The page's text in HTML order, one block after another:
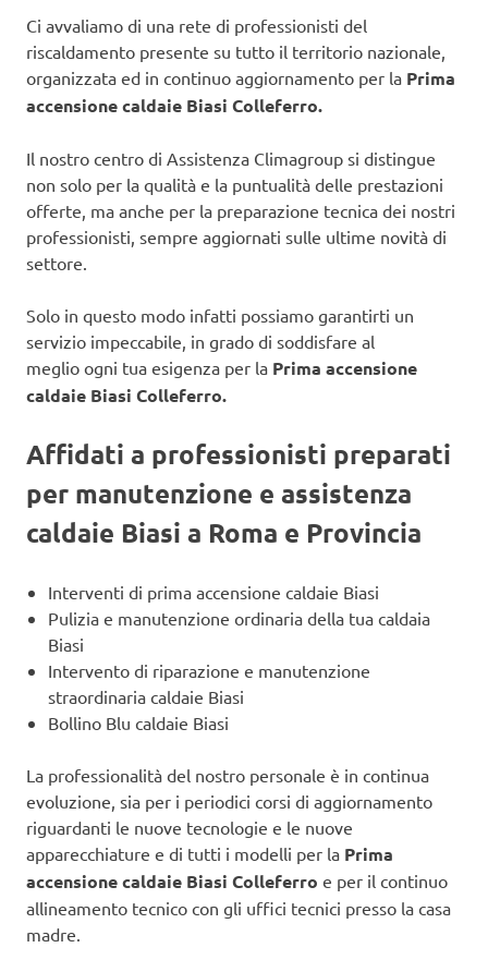
Ci avvaliamo di una rete di professionisti del
riscaldamento presente su tutto il territorio nazionale,
organizzata ed in continuo aggiornamento per la Prima
accensione caldaie Biasi Colleferro.
Il nostro centro di Assistenza Climagroup si distingue
non solo per la qualità e la puntualità delle prestazioni
offerte, ma anche per la preparazione tecnica dei nostri
professionisti, sempre aggiornati sulle ultime novità di
settore.
Solo in questo modo infatti possiamo garantirti un
servizio impeccabile, in grado di soddisfare al
meglio ogni tua esigenza per la Prima accensione
caldaie Biasi Colleferro.
Affidati a professionisti preparati
per manutenzione e assistenza
caldaie Biasi a Roma e Provincia
Interventi di prima accensione caldaie Biasi
Pulizia e manutenzione ordinaria della tua caldaia
Biasi
Intervento di riparazione e manutenzione
straordinaria caldaie Biasi
Bollino Blu caldaie Biasi
La professionalità del nostro personale è in continua
evoluzione, sia per i periodici corsi di aggiornamento
riguardanti le nuove tecnologie e le nuove
apparecchiature e di tutti i modelli per la Prima
accensione caldaie Biasi Colleferro e per il continuo
allineamento tecnico con gli uffici tecnici presso la casa
madre.